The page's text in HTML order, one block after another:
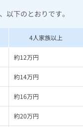
以下のとおりです。
4人家族以上
約12万円
約14万円
約16万円
約20万円